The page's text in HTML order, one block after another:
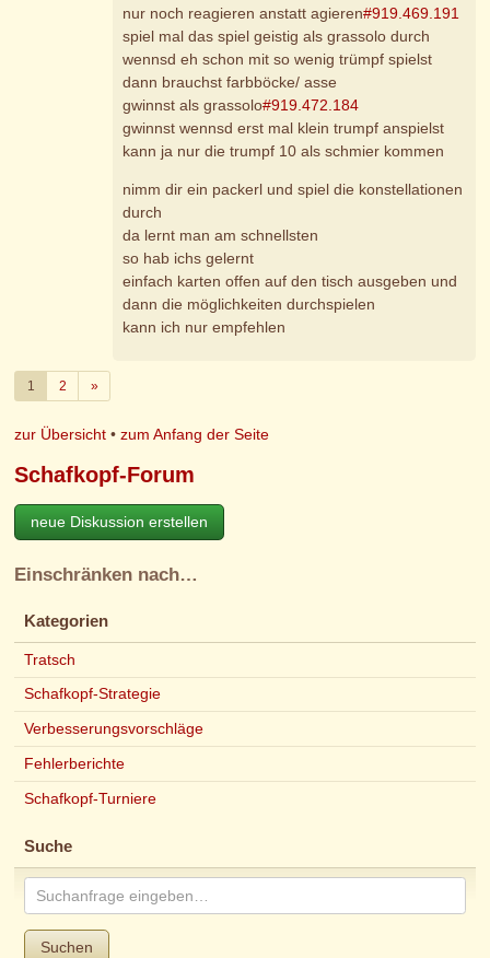
nur noch reagieren anstatt agieren#919.469.191
spiel mal das spiel geistig als grassolo durch
wennsd eh schon mit so wenig trümpf spielst
dann brauchst farbböcke/ asse
gwinnst als grassolo#919.472.184
gwinnst wennsd erst mal klein trumpf anspielst
kann ja nur die trumpf 10 als schmier kommen
nimm dir ein packerl und spiel die konstellationen
durch
da lernt man am schnellsten
so hab ichs gelernt
einfach karten offen auf den tisch ausgeben und
dann die möglichkeiten durchspielen
kann ich nur empfehlen
1 2 »Weiter
zur Übersicht •zum Anfang der Seite
Schafkopf-Forum
neue Diskussion erstellen
Einschränken nach…
Kategorien
Tratsch
Schafkopf-Strategie
Verbesserungsvorschläge
Fehlerberichte
Schafkopf-Turniere
Suche
Suchen